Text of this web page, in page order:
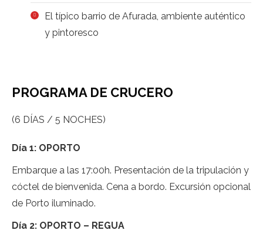
El típico barrio de Afurada, ambiente auténtico
y pintoresco
PROGRAMA DE CRUCERO
(6 DÍAS / 5 NOCHES)
Día 1: OPORTO
Embarque a las 17:00h. Presentación de la tripulación y
cóctel de bienvenida. Cena a bordo. Excursión opcional
de Porto iluminado.
Día 2: OPORTO – REGUA